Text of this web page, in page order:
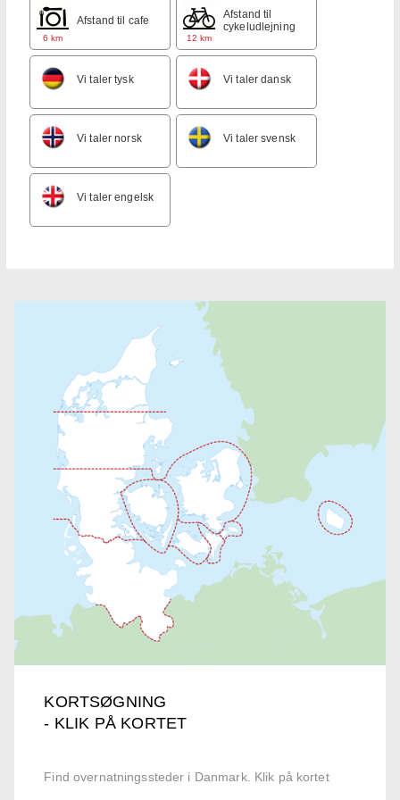
6 km
Afstand til cafe
12 km
Afstand til
cykeludlejning
Vi taler tysk Vi taler dansk
Vi taler norsk Vi taler svensk
Vi taler engelsk
KORTSØGNING
- KLIK PÅ KORTET
Find overnatningssteder i Danmark. Klik på kortet